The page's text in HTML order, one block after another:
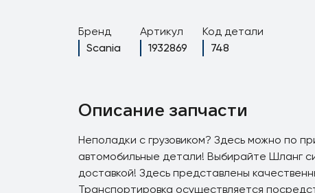
Бренд
Scania
Артикул
1932869
Код детали
748
Описание запчасти
Неполадки с грузовиком? Здесь можно по
автомобильные детали! Выбирайте Шланг
доставкой! Здесь представлены
Транспортировка осуществляется